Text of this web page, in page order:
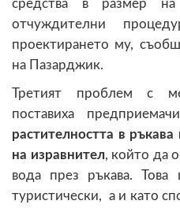
средства в размер
отчуждителни
проектирането му,
на Пазарджик.
Третият проблем с
поставиха
растителността в
на изравнител, който да
вода през ръкава.
туристически, а и като